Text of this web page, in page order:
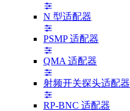
N 型适配器
PSMP 适配器
QMA 适配器
射频开关探头适配器
RP-BNC 适配器